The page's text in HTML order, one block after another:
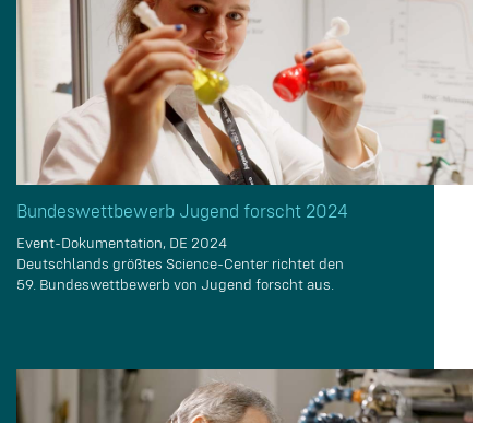
Bundeswettbewerb Jugend forscht 2024
Event-Dokumentation, DE 2024
Deutschlands größtes Science-Center richtet den
59. Bundeswettbewerb von Jugend forscht aus.